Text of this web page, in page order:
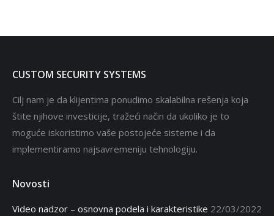
CUSTOM SECURITY SYSTEMS
Cilj nam je da klijentima ponudimo skalabilna rešenja koja
štite njihove investicije, tražeći način da ukoliko je to
moguće iskoristimo vaše postojeće sisteme i da
implementiramo najsavremeniju tehnologiju.
Novosti
Video nadzor – osnovna podela i karakteristike 22/03/2022